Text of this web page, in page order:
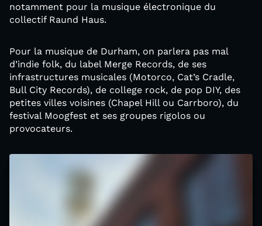
notamment pour la musique électronique du
collectif Raund Haus.
Pour la musique de Durham, on parlera pas mal
d’indie folk, du label Merge Records, de ses
infrastructures musicales (Motorco, Cat’s Cradle,
Bull City Records), de college rock, de pop DIY, des
petites villes voisines (Chapel Hill ou Carrboro), du
festival Moogfest et ses groupes rigolos ou
provocateurs.